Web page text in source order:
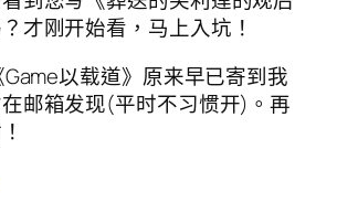
才刚开始看，马上入坑！
Game以载道》原来早已寄到我
邮箱发现(平时不习惯开)。再